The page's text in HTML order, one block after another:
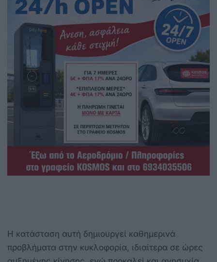
Η κατάσταση αυτή δημιουργεί καθημερινά
προβλήματα στην κυκλοφορία, ιδιαίτερα σε ώρες